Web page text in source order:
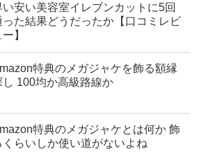
い安い美容室イレブンカットに5回
った結果どうだったか【口コミレビ
ー】
特典のメガジャケを飾る額縁
し 100均か高級路線か
特典のメガジャケとは何か 飾
くらいしか使い道がないよね